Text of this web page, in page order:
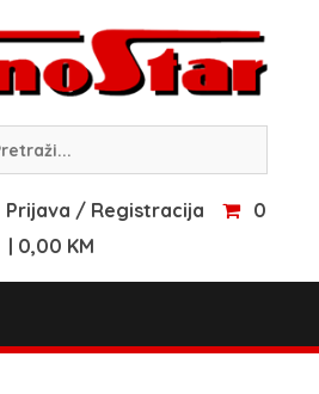
Prijava / Registracija
0
| 0,00 KM